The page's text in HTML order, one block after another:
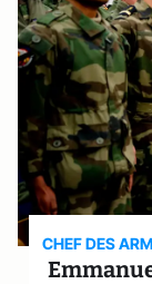
CHEF DES